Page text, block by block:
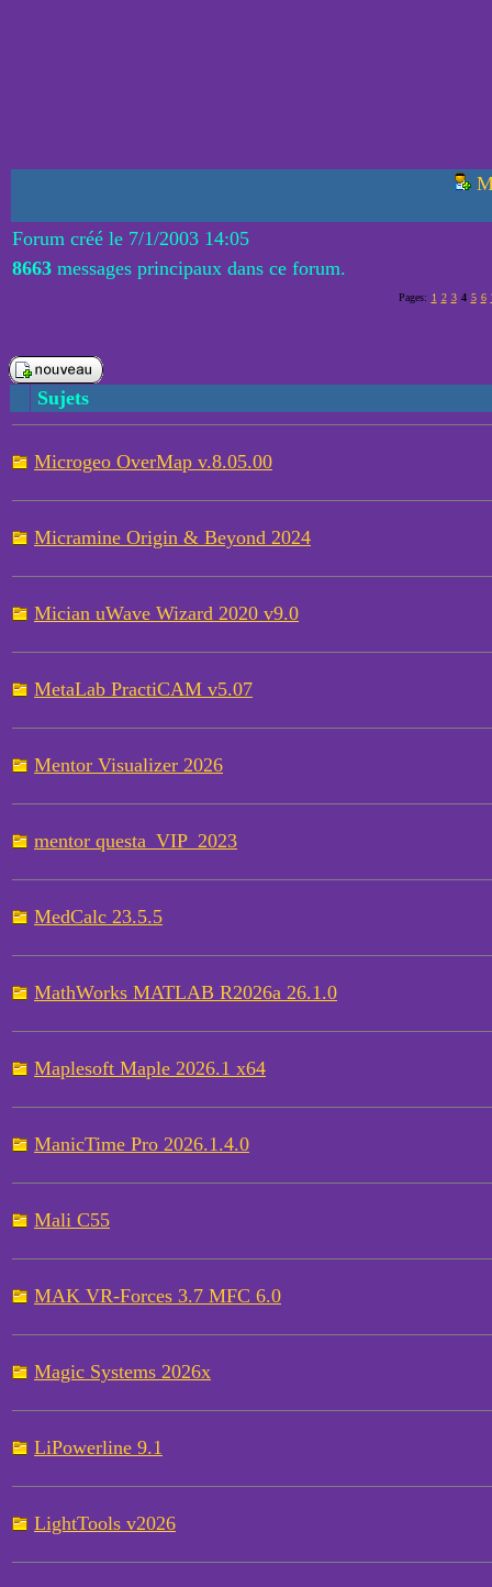
Forum créé le 7/1/2003 14:05
8663 messages principaux dans ce forum.
Pages: 1 2 3 4 5 6
Sujets
Microgeo OverMap v.8.05.00
Micramine Origin & Beyond 2024
Mician uWave Wizard 2020 v9.0
MetaLab PractiCAM v5.07
Mentor Visualizer 2026
mentor questa_VIP_2023
MedCalc 23.5.5
MathWorks MATLAB R2026a 26.1.0
Maplesoft Maple 2026.1 x64
ManicTime Pro 2026.1.4.0
Mali C55
MAK VR-Forces 3.7 MFC 6.0
Magic Systems 2026x
LiPowerline 9.1
LightTools v2026